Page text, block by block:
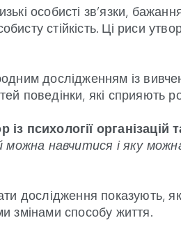
особисті зв’язки,
стійкість. Ці риси
дослідженням із
поведінки, які сприяють
психології
можна навчитися і яку
дослідження показують,
змінами способу життя.